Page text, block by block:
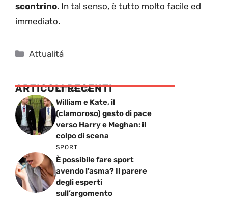
scontrino. In tal senso, è tutto molto facile ed
immediato.
Categorie
Attualitá
ARTICOLI RECENTI
ATTUALITÁ
William e Kate, il
(clamoroso) gesto di pace
verso Harry e Meghan: il
colpo di scena
SPORT
È possibile fare sport
avendo l’asma? Il parere
degli esperti
sull’argomento